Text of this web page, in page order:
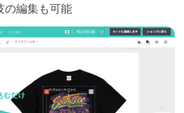
の編集も可能